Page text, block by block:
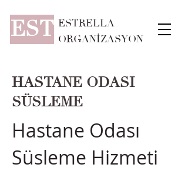
EST ESTRELLA
ORGANİZASYON
HASTANE ODASI
SÜSLEME
Hastane Odası
Süsleme Hizmeti